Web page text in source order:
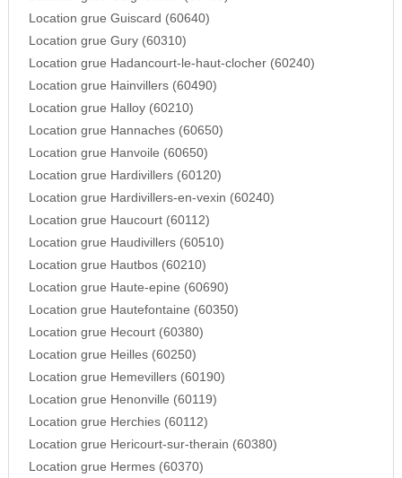
Location grue Guiscard (60640)
Location grue Gury (60310)
Location grue Hadancourt-le-haut-clocher (60240)
Location grue Hainvillers (60490)
Location grue Halloy (60210)
Location grue Hannaches (60650)
Location grue Hanvoile (60650)
Location grue Hardivillers (60120)
Location grue Hardivillers-en-vexin (60240)
Location grue Haucourt (60112)
Location grue Haudivillers (60510)
Location grue Hautbos (60210)
Location grue Haute-epine (60690)
Location grue Hautefontaine (60350)
Location grue Hecourt (60380)
Location grue Heilles (60250)
Location grue Hemevillers (60190)
Location grue Henonville (60119)
Location grue Herchies (60112)
Location grue Hericourt-sur-therain (60380)
Location grue Hermes (60370)